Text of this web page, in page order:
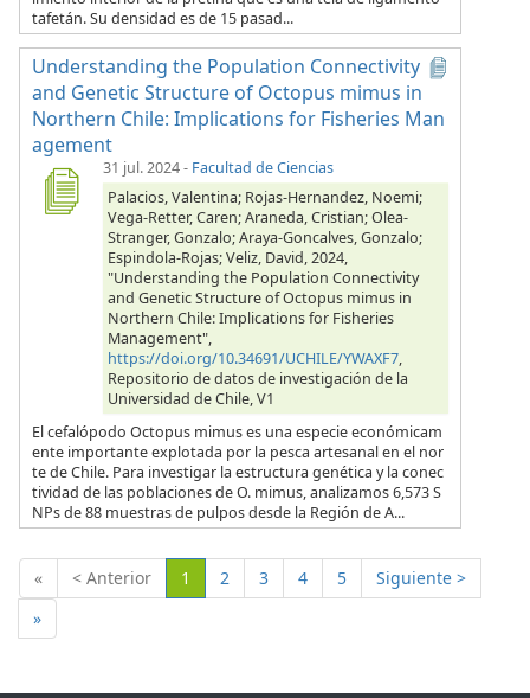
tafetán. Su densidad es de 15 pasad...
Understanding the Population Connectivity
and Genetic Structure of Octopus mimus in
Northern Chile: Implications for Fisheries Man
agement
31 jul. 2024- Facultad de Ciencias
Palacios, Valentina; Rojas-Hernandez, Noemi;
Vega-Retter, Caren; Araneda, Cristian; Olea-
Stranger, Gonzalo; Araya-Goncalves, Gonzalo;
Espindola-Rojas; Veliz, David, 2024,
"Understanding the Population Connectivity
and Genetic Structure of Octopus mimus in
Northern Chile: Implications for Fisheries
Management",
https://doi.org/10.34691/UCHILE/YWAXF7,
Repositorio de datos de investigación de la
Universidad de Chile, V1
El cefalópodo Octopus mimus es una especie económicam
ente importante explotada por la pesca artesanal en el nor
te de Chile. Para investigar la estructura genética y la conec
tividad de las poblaciones de O. mimus, analizamos 6,573 S
NPs de 88 muestras de pulpos desde la Región de A...
« < Anterior 1 (Actual)
2 3 4 5
Siguiente >
»